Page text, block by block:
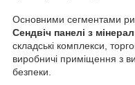
Основними сегментами
Сендвіч панелі з
складські комплекси,
виробничі приміщення з
безпеки.